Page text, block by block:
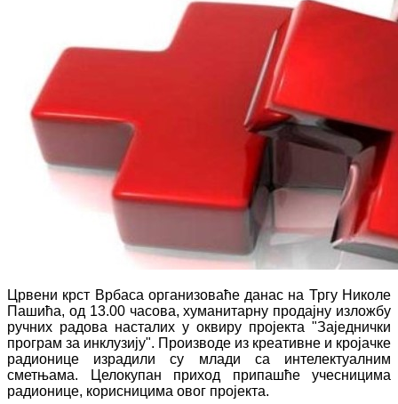
Црвени крст Врбаса организоваће данас на Тргу Николе
Пашића, од 13.00 часова, хуманитарну продајну изложбу
ручних радова насталих у оквиру пројекта "Заједнички
програм за инклузију". Производе из креативне и кројачке
радионице израдили су млади са интелектуалним
сметњама. Целокупан приход припашће учесницима
радионице, корисницима овог пројекта.